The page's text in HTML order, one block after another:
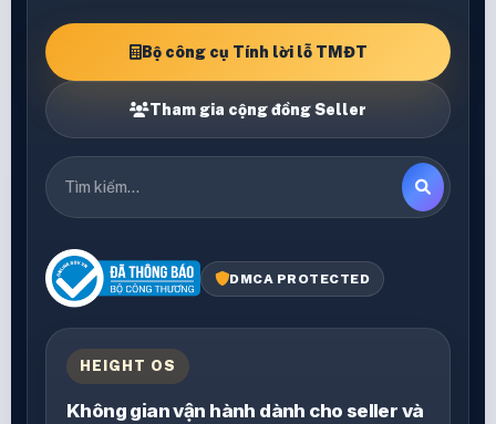
Bộ công cụ Tính lời lỗ TMĐT
Tham gia cộng đồng Seller
DMCA PROTECTED
HEIGHT OS
Không gian vận hành dành cho seller và